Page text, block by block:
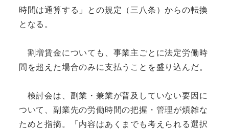
時間は通算する」との規定（三八条）からの転換
となる。
割増賃金についても、事業主ごとに法定労働時
間を超えた場合のみに支払うことを盛り込んだ。
検討会は、副業・兼業が普及していない要因に
ついて、副業先の労働時間の把握・管理が煩雑な
ためと指摘。「内容はあくまでも考えられる選択